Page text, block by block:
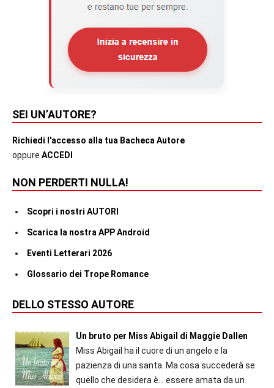
SEI UN’AUTORE?
Richiedi l'accesso alla tua Bacheca Autore
oppure ACCEDI
NON PERDERTI NULLA!
Scopri i nostri AUTORI
Scarica la nostra APP Android
Eventi Letterari 2026
Glossario dei Trope Romance
DELLO STESSO AUTORE
Un bruto per Miss Abigail di Maggie Dallen
Miss Abigail ha il cuore di un angelo e la
pazienza di una santa. Ma cosa succederà se
quello che desidera è... essere amata da un